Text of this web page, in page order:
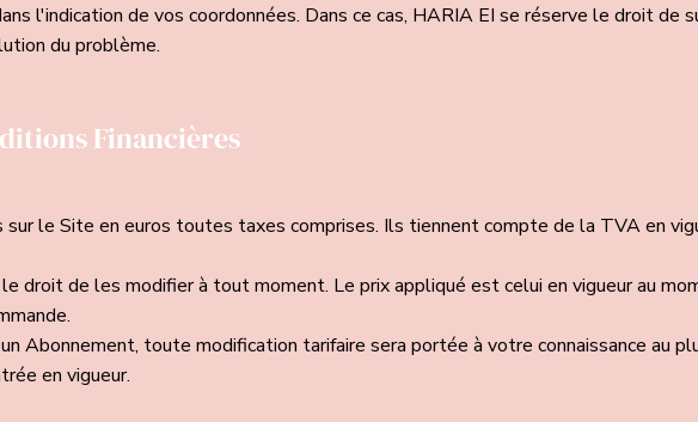
l'indication de vos coordonnées. Dans ce cas, HARIA EI se réserve le droit de
du problème.
Financières
sur le Site en euros toutes taxes comprises. Ils tiennent compte de la TVA en
droit de les modifier à tout moment. Le prix appliqué est celui en vigueur au
Abonnement, toute modification tarifaire sera portée à votre connaissance au
en vigueur.